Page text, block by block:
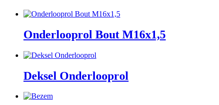
Onderlooprol Bout M16x1,5
Deksel Onderlooprol